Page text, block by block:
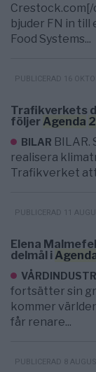
Crestock.com[/
bjuder FN in
Food Systems...
PUBLICERAD 16
Trafikverkets
följerAgenda
BILAR BILAR.
realisera
Trafikverket
PUBLICERAD 11
Elena
delmål i
fortsätter sin
kommer
får renare...
PUBLICERAD 8